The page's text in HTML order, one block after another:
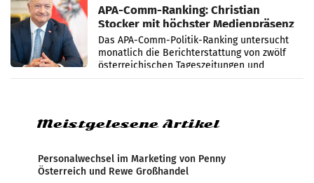
APA-Comm-Ranking: Christian
Stocker mit höchster Medienpräsenz
im Juli
Das APA-Comm-Politik-Ranking untersucht
monatlich die Berichterstattung von zwölf
österreichischen Tageszeitungen und
analysiert, welche Politikerinnen und
Meistgelesene Artikel
Personalwechsel im Marketing von Penny
Österreich und Rewe Großhandel